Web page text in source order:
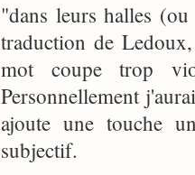
"dans leurs halles
traduction de
mot coupe trop
Personnellement
ajoute une touche
subjectif.